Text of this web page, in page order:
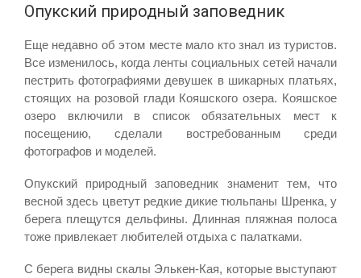
Опукский природный заповедник
Еще недавно об этом месте мало кто знал из туристов.
Все изменилось, когда ленты социальных сетей начали
пестрить фотографиями девушек в шикарных платьях,
стоящих на розовой глади Кояшского озера. Кояшское
озеро включили в список обязательных мест к
посещению, сделали востребованным среди
фотографов и моделей.
Опукский природный заповедник знаменит тем, что
весной здесь цветут редкие дикие тюльпаны Шренка, у
берега плещутся дельфины. Длинная пляжная полоса
тоже привлекает любителей отдыха с палатками.
С берега видны скалы Элькен-Кая, которые выступают